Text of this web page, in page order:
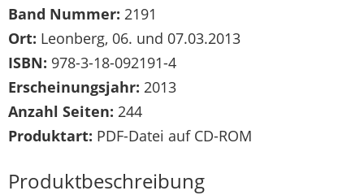
Band Nummer: 2191
Ort: Leonberg, 06. und 07.03.2013
ISBN: 978-3-18-092191-4
Erscheinungsjahr: 2013
Anzahl Seiten: 244
Produktart: PDF-Datei auf CD-ROM
Produktbeschreibung